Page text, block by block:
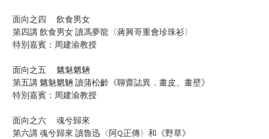
面向之四 飲食男女
第四講 飲食男女 讀馮夢龍〈蔣興哥重會珍珠衫〉
特別嘉賓：周建渝教授
面向之五 魑魅魍魎
第五講 魑魅魍魎 讀蒲松齡《聊齋誌異．畫皮、畫壁》
特別嘉賓：周建渝教授
面向之六 魂兮歸來
第六講 魂兮歸來 讀魯迅〈阿Q正傳〉和《野草》